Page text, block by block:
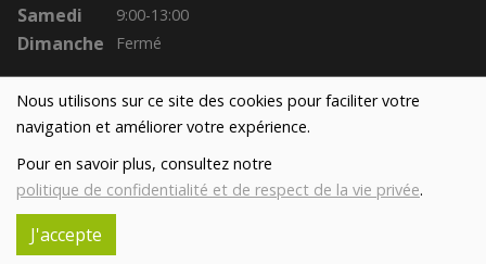
Nous utilisons sur ce site des cookies pour faciliter votre
navigation et améliorer votre expérience.
Pour en savoir plus, consultez notre
politique de confidentialité et de respect de la vie privée.
J'accepte
Samedi 9:00-13:00
Dimanche Fermé